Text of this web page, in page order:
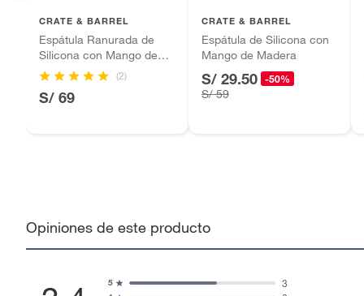
CRATE & BARREL
Espátula Ranurada de
Silicona con Mango de
Madera
(2)
S/ 69
CRATE & BARREL
Espátula de Silicona con
Mango de Madera
S/ 29.50 -50%
S/ 59
Opiniones de este producto
5 3